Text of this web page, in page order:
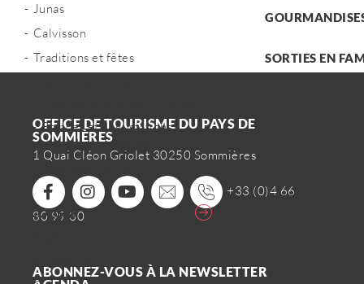
Junas
Calvisson
Traditions et fêtes
Balades et dégustations
autour des vignobles
Agenda autour du vin
VILLAGES
SORTIES EN
OFFICE DE TOURISME DU PAYS DE
SOMMIÈRES
1 Quai Cléon Griolet 30250 Sommières
+33 (0)4 66
80 99 30
ABONNEZ-VOUS À LA NEWSLETTER